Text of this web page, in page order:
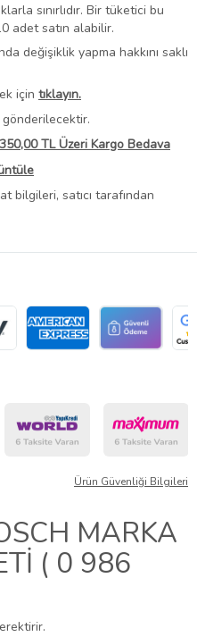
sınırlıdır. Bir tüketici bu
adet satın alabilir.
değişiklik yapma hakkını saklı
için tıklayın.
350,00 TL Üzeri Kargo Bedava
bilgileri, satıcı tarafından
Ürün Güvenliği Bilgileri
MARKA
( 0 986